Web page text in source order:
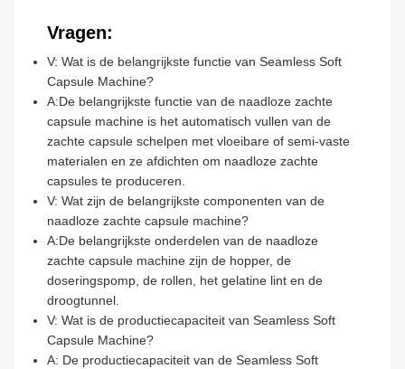
Vragen:
V: Wat is de belangrijkste functie van Seamless Soft
Capsule Machine?
A:De belangrijkste functie van de naadloze zachte
capsule machine is het automatisch vullen van de
zachte capsule schelpen met vloeibare of semi-vaste
materialen en ze afdichten om naadloze zachte
capsules te produceren.
V: Wat zijn de belangrijkste componenten van de
naadloze zachte capsule machine?
A:De belangrijkste onderdelen van de naadloze
zachte capsule machine zijn de hopper, de
doseringspomp, de rollen, het gelatine lint en de
droogtunnel.
V: Wat is de productiecapaciteit van Seamless Soft
Capsule Machine?
A: De productiecapaciteit van de Seamless Soft